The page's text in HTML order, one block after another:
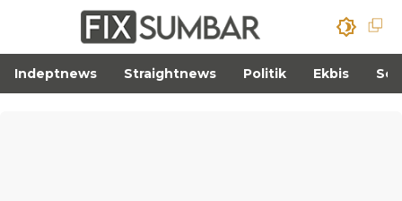
Indeptnews Straightnews Politik Ekbis